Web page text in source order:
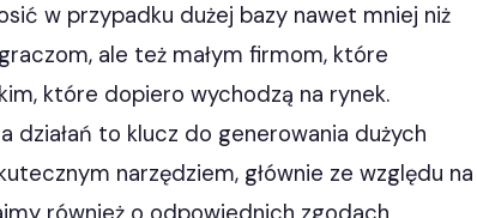
w przypadku dużej bazy nawet mniej niż
ale też małym firmom, które
które dopiero wychodzą na rynek.
działań to klucz do generowania dużych
narzędziem, głównie ze względu na